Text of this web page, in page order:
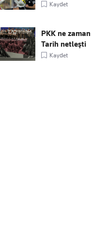
Kaydet
PKK ne
Tarih netleşti
Kaydet